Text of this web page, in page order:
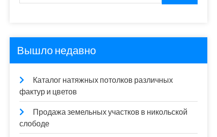
Вышло недавно
Каталог натяжных потолков различных
фактур и цветов
Продажа земельных участков в никольской
слободе